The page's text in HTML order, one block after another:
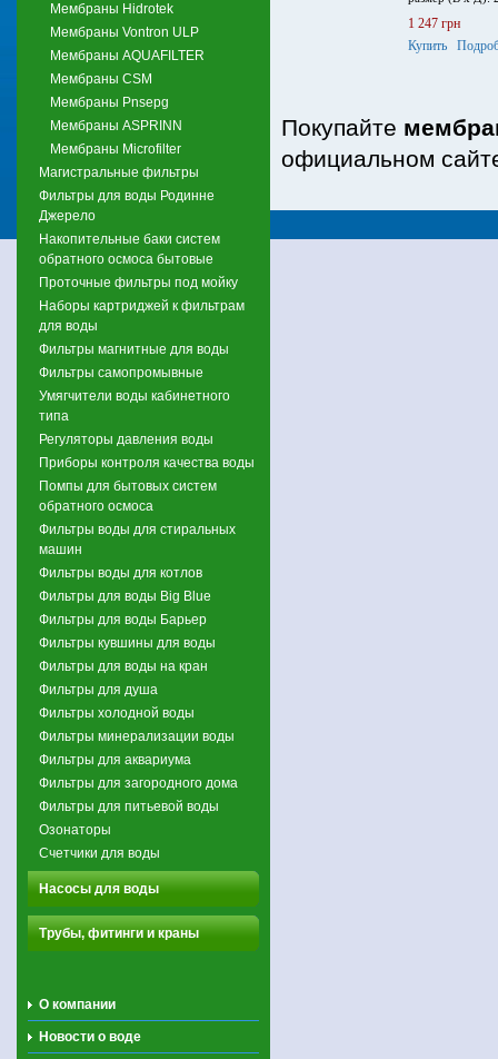
Мембраны Hidrotek
Мембраны Vontron ULP
Мембраны AQUAFILTER
Мембраны CSM
Мембраны Pnsepg
Мембраны ASPRINN
Мембраны Microfilter
Магистральные фильтры
Фильтры для воды Родинне
Джерело
Накопительные баки систем
обратного осмоса бытовые
Проточные фильтры под мойку
Наборы картриджей к фильтрам
для воды
Фильтры магнитные для воды
Фильтры самопромывные
Умягчители воды кабинетного
типа
Регуляторы давления воды
Приборы контроля качества воды
Помпы для бытовых систем
обратного осмоса
Фильтры воды для стиральных
машин
Фильтры воды для котлов
Фильтры для воды Big Blue
Фильтры для воды Барьер
Фильтры кувшины для воды
Фильтры для воды на кран
Фильтры для душа
Фильтры холодной воды
Фильтры минерализации воды
Фильтры для аквариума
Фильтры для загородного дома
Фильтры для питьевой воды
Озонаторы
Счетчики для воды
Насосы для воды
Трубы, фитинги и краны
О компании
Новости о воде
1 247 грн
Купить
Покупайте
официальном